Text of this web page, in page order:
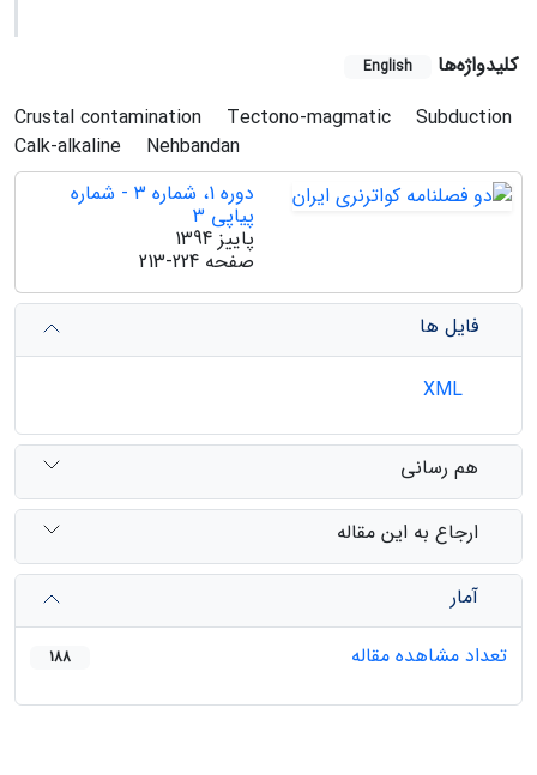
کلیدواژه‌ها English
Crustal contamination Tectono-magmatic
Subduction
Calk-alkaline
Nehbandan
دوره 1، شماره 3 - شماره
پیاپی 3
پاییز 1394
صفحه 213-224
فایل ها
هم رسانی
ارجاع به این مقاله
آمار
تعداد مشاهده مقاله
188